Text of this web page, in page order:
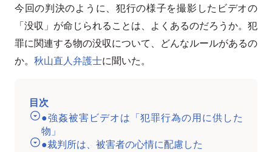
今回の判決のように、犯行の様子を撮影したビデオの
「没収」が命じられることは、よくあるのだろうか。犯
罪に関連する物の没収について、どんなルールがあるの
か。 秋山直人弁護士に聞いた。
目次
●強姦被害ビデオは「犯罪行為の用に供した
物」
●裁判所は、被害者の心情に配慮した